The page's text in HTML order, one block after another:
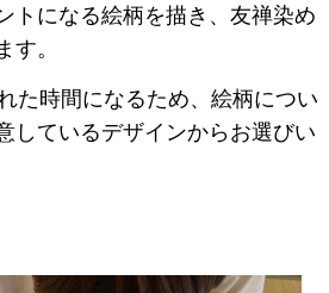
トになる絵柄を描き、友禅染め
す。
た時間になるため、絵柄につい
しているデザインからお選びい